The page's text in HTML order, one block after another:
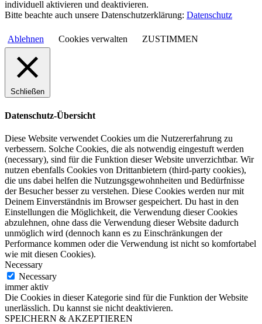
individuell aktivieren und deaktivieren.
Bitte beachte auch unsere Datenschutzerklärung: Datenschutz
Ablehnen Cookies verwalten ZUSTIMMEN
Schließen
Datenschutz-Übersicht
Diese Website verwendet Cookies um die Nutzererfahrung zu
verbessern. Solche Cookies, die als notwendig eingestuft werden
(necessary), sind für die Funktion dieser Website unverzichtbar. Wir
nutzen ebenfalls Cookies von Drittanbietern (third-party cookies),
die uns dabei helfen die Nutzungsgewohnheiten und Bedürfnisse
der Besucher besser zu verstehen. Diese Cookies werden nur mit
Deinem Einverständnis im Browser gespeichert. Du hast in den
Einstellungen die Möglichkeit, die Verwendung dieser Cookies
abzulehnen, ohne dass die Verwendung dieser Website dadurch
unmöglich wird (dennoch kann es zu Einschränkungen der
Performance kommen oder die Verwendung ist nicht so komfortabel
wie mit diesen Cookies).
Necessary
Necessary
immer aktiv
Die Cookies in dieser Kategorie sind für die Funktion der Website
unerlässlich. Du kannst sie nicht deaktivieren.
SPEICHERN & AKZEPTIEREN